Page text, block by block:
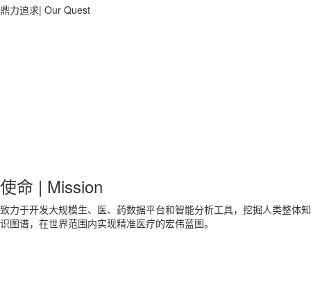
鼎力追求| Our Quest
使命 | Mission
致力于开发大规模生、医、药数据平台和智能分析工具，挖掘人类整体知
识图谱，在世界范围内实现精准医疗的宏伟蓝图。